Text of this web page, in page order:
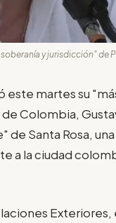
y jurisdicción" de
este martes su
Colombia,
de Santa Rosa,
a la ciudad